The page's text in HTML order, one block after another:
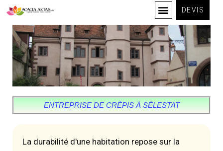
DEVIS
ENTREPRISE DE CRÉPIS À SÉLESTAT
La durabilité d'une habitation repose sur la